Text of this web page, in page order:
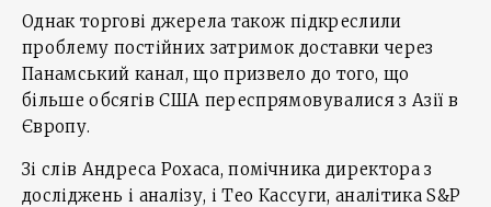
Однак торгові джерела також підкреслили
проблему постійних затримок доставки через
Панамський канал, що призвело до того, що
більше обсягів США переспрямовувалися з Азії в
Європу.
Зі слів Андреса Рохаса, помічника директора з
досліджень і аналізу, і Тео Кассуги, аналітика S&P